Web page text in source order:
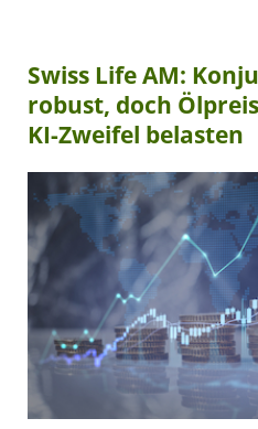
Swiss Life AM:
robust, doch
KI-Zweifel belasten